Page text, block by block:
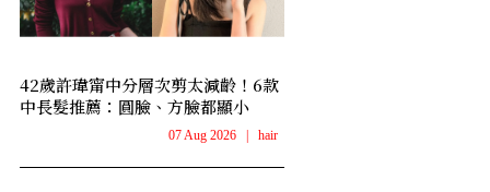
42歲許瑋甯中分層次剪太減齡！6款
中長髮推薦：圓臉、方臉都顯小
07 Aug 2026 | hair